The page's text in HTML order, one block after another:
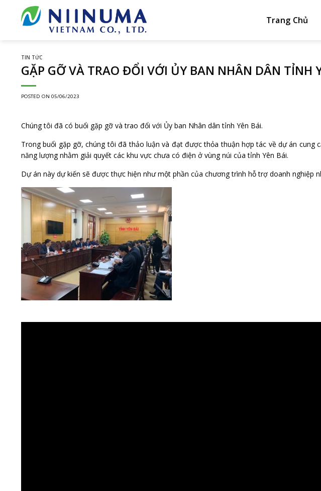
content
Trang Chủ
TIN TỨC
GẶP GỠ VÀ TRAO ĐỔI VỚI ỦY BAN NHÂN DÂN TỈNH
POSTED ON 05/06/2023
Chúng tôi đã có buổi gặp gỡ và trao đổi với Ủy ban Nhân dân tỉnh Yên Bái.
Trong buổi gặp gỡ, chúng tôi đã thảo luận và đạt được thỏa thuận hợp tác về dự án cung
năng lượng nhằm giải quyết các khu vực chưa có điện ở vùng núi của tỉnh Yên Bái.
Dự án này dự kiến sẽ được thực hiện như một phần của chương trình hỗ trợ doanh nghiệp